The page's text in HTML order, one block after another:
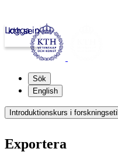
kth.se
Logga in
Sök
English
Introduktionskurs i
Exportera